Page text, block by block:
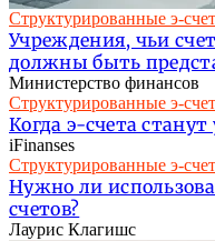
Структурированные э-
Учреждения, чьи
должны быть
Министерство финансов
Структурированные э-
Когда э-счета
iFinanses
Структурированные э-
Нужно ли
счетов?
Лаурис Клагишс